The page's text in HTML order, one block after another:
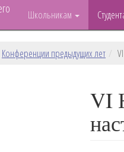
Школьникам
Конференции предыдущих лет
VI